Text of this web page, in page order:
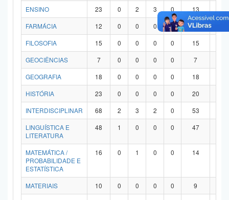
ENSINO
23 0 2 3 0 13
FARMÁCIA
12 0 0 0 0 12
FILOSOFIA
15 0 0 0 0 15
GEOCIÊNCIAS
7 0 0 0 0 7
GEOGRAFIA
18 0 0 0 0 18
HISTÓRIA
23 0 0 0 0 20
INTERDISCIPLINAR
68 2 3 2 0 53
LINGUÍSTICA E
LITERATURA
48 1 0 0 0 47
MATEMÁTICA /
PROBABILIDADE E
ESTATÍSTICA
16 0 1 0 0 14
MATERIAIS 10 0 0 0 0 9